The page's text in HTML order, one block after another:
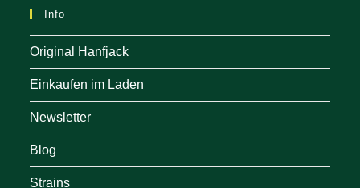
Info
Original Hanfjack
Einkaufen im Laden
Newsletter
Blog
Strains